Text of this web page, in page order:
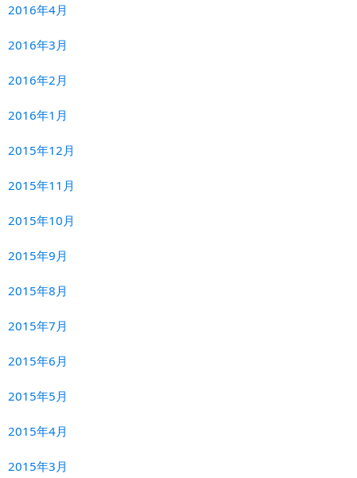
2016年4月
2016年3月
2016年2月
2016年1月
2015年12月
2015年11月
2015年10月
2015年9月
2015年8月
2015年7月
2015年6月
2015年5月
2015年4月
2015年3月